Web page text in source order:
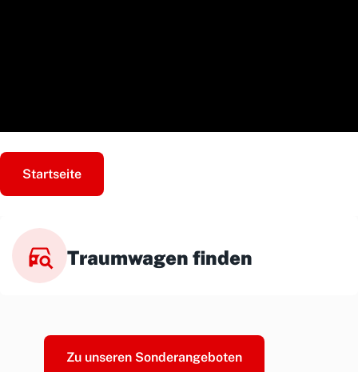
Startseite
Traumwagen finden
Zu unseren Sonderangeboten